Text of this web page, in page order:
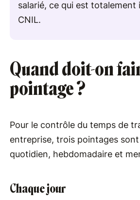
salarié, ce qui est totalement
CNIL.
Quand doit-on
pointage ?
Pour le contrôle du temps de
entreprise, trois pointages
quotidien, hebdomadaire et
Chaque jour